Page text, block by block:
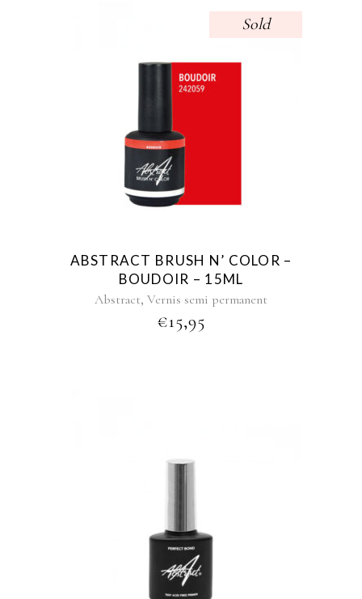
Sold
ABSTRACT BRUSH N’ COLOR –
BOUDOIR – 15ML
Abstract, Vernis semi permanent
€15,95